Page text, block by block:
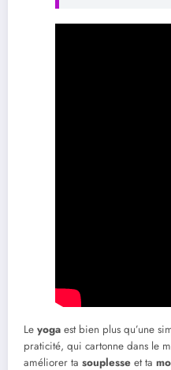
Le yoga est bien plus qu’une
praticité, qui cartonne dans le
améliorer ta souplesse et ta